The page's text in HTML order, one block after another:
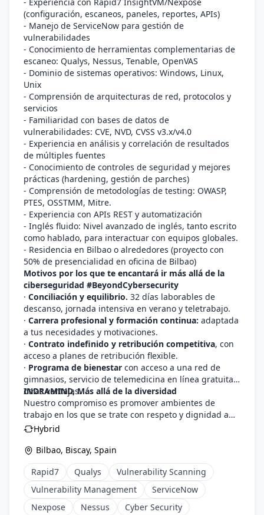
(configuración, escaneos, paneles, reportes, APIs)
- Manejo de ServiceNow para gestión de
vulnerabilidades
- Conocimiento de herramientas complementarias de
escaneo: Qualys, Nessus, Tenable, OpenVAS
- Dominio de sistemas operativos: Windows, Linux,
Unix
- Comprensión de arquitecturas de red, protocolos y
servicios
- Familiaridad con bases de datos de
vulnerabilidades: CVE, NVD, CVSS v3.x/v4.0
- Experiencia en análisis y correlación de resultados
de múltiples fuentes
- Conocimiento de controles de seguridad y mejores
prácticas (hardening, gestión de parches)
- Comprensión de metodologías de testing: OWASP,
PTES, OSSTMM, Mitre.
- Experiencia con APIs REST y automatización
- Inglés fluido: Nivel avanzado de inglés, tanto escrito
como hablado, para interactuar con equipos globales.
- Residencia en Bilbao o alrededores (proyecto con
50% de presencialidad en oficina de Bilbao)
Motivos por los que te encantará ir más allá de la
ciberseguridad #BeyondCybersecurity
· Conciliación y equilibrio. 32 días laborables de
descanso, jornada intensiva en verano y teletrabajo.
· Carrera profesional y formación continua: adaptada
a tus necesidades y motivaciones.
· Contrato indefinido y retribución competitiva, con
acceso a planes de retribución flexible.
· Programa de bienestar con acceso a una red de
gimnasios, servicio de telemedicina en línea gratuita y
otras ventajas.
INDRAMIND, Más allá de la diversidad
Nuestro compromiso es promover ambientes de
trabajo en los que se trate con respeto y dignidad a
las personas, procurando el desarrollo profesional de
la plantilla y garantizando la igualdad de
oportunidades en su selección, formación y
promoción ofreciendo un entorno de trabajo libre de
cualquier discriminación por motivo de género, edad,
discapacidad, orientación sexual, identidad o
expresión de género, religión, etnia, estado civil o
cualquier otra circunstancia personal o social.
Hybrid
Bilbao, Biscay, Spain
Rapid7
Qualys
Vulnerability Scanning
Vulnerability Management
ServiceNow
Nexpose
Nessus Cyber Security